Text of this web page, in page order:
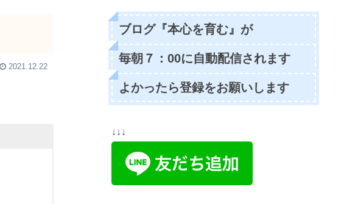
2021.12.22
ブログ『本心を育む』が
毎朝７：00に自動配信されます
よかったら登録をお願いします
↓↓↓